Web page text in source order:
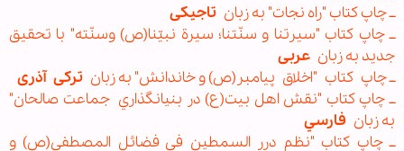
ــ چاپ کتاب "راه نجات" به زبان تاجيکی
ــ چاپ کتاب "سیرتنا و سنّتنا؛ سیرة نبیّنا(ص) وسنّته" با تحقیق
جدید به زبان عربی
ــ چاپ کتاب "اخلاق پیامبر(ص) و خاندانش" به زبان ترکی آذری
ــ چاپ كتاب "نقش اهل بیت(ع) در بنيانگذاري جماعت صالحان"
به زبان فارسي
ــ چاپ کتاب "نظم درر السمطين فی فضائل المصطفی(ص) و